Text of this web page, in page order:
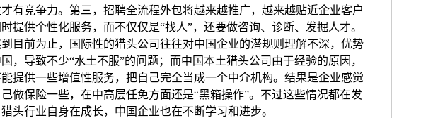
有竞争力。第三，招聘全流程外包将越来越推广，越来越贴近企业客户
提供个性化服务，而不仅仅是“找人”，还要做咨询、诊断、发掘人才。
前为止，国际性的猎头公司往往对中国企业的潜规则理解不深，优势
，导致不少“水土不服”的问题；而中国本土猎头公司由于经验的原因，
提供一些增值性服务，把自己完全当成一个中介机构。结果是企业感觉
做保险一些，在中高层任免方面还是“黑箱操作”。不过这些情况都在发
头行业自身在成长，中国企业也在不断学习和进步。